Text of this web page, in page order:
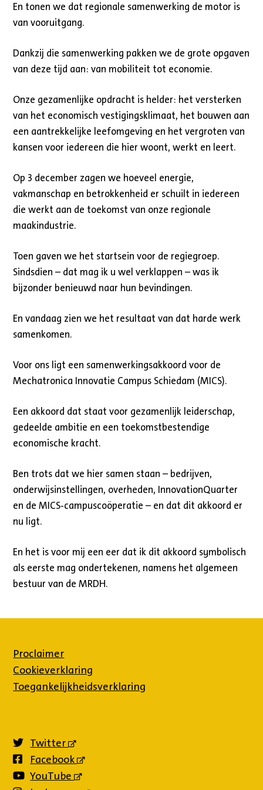
En tonen we dat regionale samenwerking de motor is
van vooruitgang.
Dankzij die samenwerking pakken we de grote opgaven
van deze tijd aan: van mobiliteit tot economie.
Onze gezamenlijke opdracht is helder: het versterken
van het economisch vestigingsklimaat, het bouwen aan
een aantrekkelijke leefomgeving en het vergroten van
kansen voor iedereen die hier woont, werkt en leert.
Op 3 december zagen we hoeveel energie,
vakmanschap en betrokkenheid er schuilt in iedereen
die werkt aan de toekomst van onze regionale
maakindustrie.
Toen gaven we het startsein voor de regiegroep.
Sindsdien – dat mag ik u wel verklappen – was ik
bijzonder benieuwd naar hun bevindingen.
En vandaag zien we het resultaat van dat harde werk
samenkomen.
Voor ons ligt een samenwerkingsakkoord voor de
Mechatronica Innovatie Campus Schiedam (MICS).
Een akkoord dat staat voor gezamenlijk leiderschap,
gedeelde ambitie en een toekomstbestendige
economische kracht.
Ben trots dat we hier samen staan – bedrijven,
onderwijsinstellingen, overheden, InnovationQuarter
en de MICS‑campuscoöperatie – en dat dit akkoord er
nu ligt.
En het is voor mij een eer dat ik dit akkoord symbolisch
als eerste mag ondertekenen, namens het algemeen
bestuur van de MRDH.
Proclaimer
Cookieverklaring
Toegankelijkheidsverklaring
Twitter
(externe
Facebook
(externe
YouTube
(externe